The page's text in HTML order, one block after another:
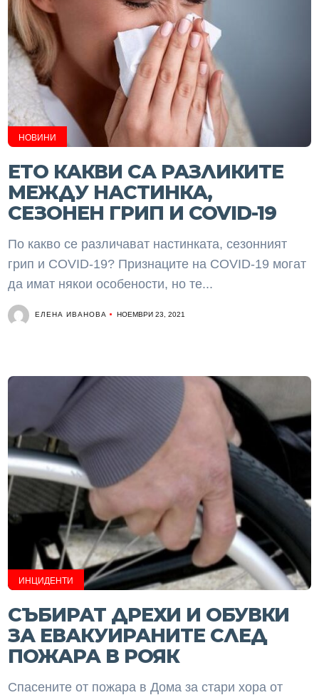
НОВИНИ
ЕТО КАКВИ СА РАЗЛИКИТЕ
МЕЖДУ НАСТИНКА,
СЕЗОНЕН ГРИП И COVID-19
По какво се различават настинката, сезонният
грип и COVID-19? Признаците на COVID-19 могат
да имат някои особености, но те...
ЕЛЕНА ИВАНОВА НОЕМВРИ 23, 2021
ИНЦИДЕНТИ
СЪБИРАТ ДРЕХИ И ОБУВКИ
ЗА ЕВАКУИРАНИТЕ СЛЕД
ПОЖАРА В РОЯК
Спасените от пожара в Дома за стари хора от